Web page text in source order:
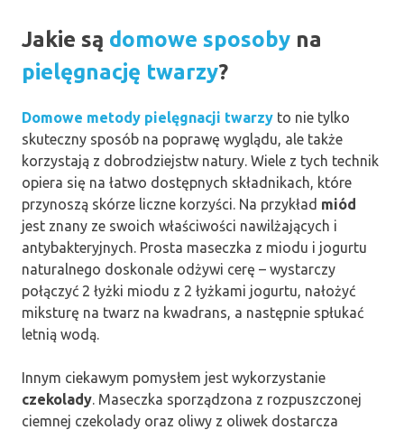
Jakie są domowe sposoby na
pielęgnację twarzy?
Domowe metody pielęgnacji twarzy to nie tylko
skuteczny sposób na poprawę wyglądu, ale także
korzystają z dobrodziejstw natury. Wiele z tych technik
opiera się na łatwo dostępnych składnikach, które
przynoszą skórze liczne korzyści. Na przykład miód
jest znany ze swoich właściwości nawilżających i
antybakteryjnych. Prosta maseczka z miodu i jogurtu
naturalnego doskonale odżywi cerę – wystarczy
połączyć 2 łyżki miodu z 2 łyżkami jogurtu, nałożyć
miksturę na twarz na kwadrans, a następnie spłukać
letnią wodą.
Innym ciekawym pomysłem jest wykorzystanie
czekolady . Maseczka sporządzona z rozpuszczonej
ciemnej czekolady oraz oliwy z oliwek dostarcza